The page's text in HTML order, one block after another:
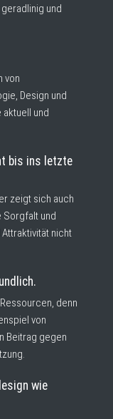
und
von
Design und
aktuell und
bis ins letzte
zeigt sich auch
Sorgfalt und
nicht
denn
von
Beitrag gegen
wie